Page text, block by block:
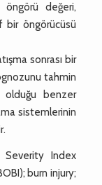
öngörü değeri,
bir öngörücüsü
sonrası bir
tahmin
olduğu benzer
sistemlerinin
Severity Index
burn injury;